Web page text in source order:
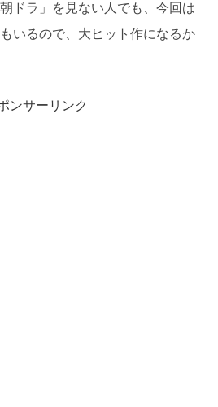
ドラ」を見ない人でも、今回は
いるので、大ヒット作になるか
ンサーリンク